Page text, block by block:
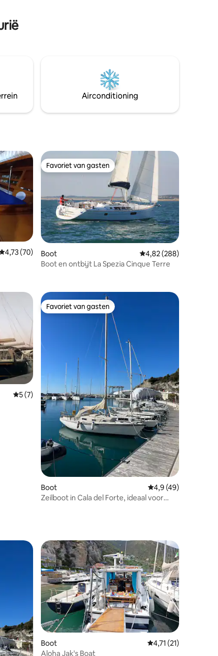
Airconditioning
beoordeling van 4,73 op 5, 70 recensies
4,73 (70)
Favoriet van gasten
Favoriet van gasten
Boot Gemiddelde
4,82 (288)
Boot en ontbijt La Spezia Cinque Terre
Gemiddelde beoordeling van 5 op 5, 7 recensies
5 (7)
Favoriet van gasten
Favoriet van gasten
Boot Gemiddelde
4,9 (49)
Zeilboot in Cala del Forte, ideaal voor
Boot Gemiddelde
4,71 (21)
Aloha Jak's Boat